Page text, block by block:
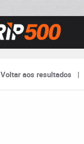
Voltar aos resultados